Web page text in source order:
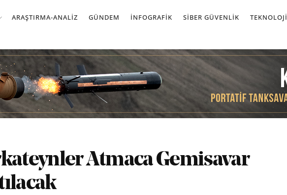
ARAŞTIRMA-ANALIZ GÜNDEM İNFOGRAFIK SIBER GÜVENLIK TEKNOLOJI
Atmaca Gemisavar